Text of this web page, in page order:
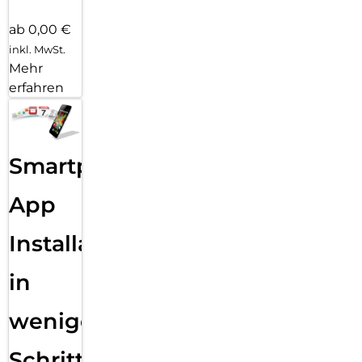
ab 0,00 €
inkl. MwSt.
Mehr
erfahren
Smartphone
App
Installation
in
wenigen